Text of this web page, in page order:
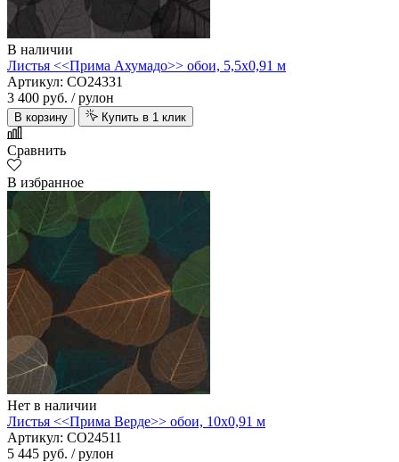
В наличии
Листья <<Прима Ахумадо>> обои, 5,5х0,91 м
Артикул: CO24331
3 400 руб. / рулон
В корзину Купить в 1 клик
Сравнить
В избранное
Нет в наличии
Листья <<Прима Верде>> обои, 10х0,91 м
Артикул: CO24511
5 445 руб. / рулон